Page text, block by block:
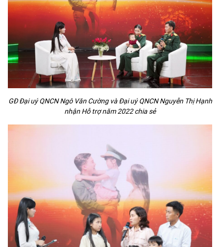
GĐ Đại uý QNCN Ngô Văn Cường và Đại uý QNCN Nguyễn Thị Hạnh
nhận Hỗ trợ năm 2022 chia sẻ